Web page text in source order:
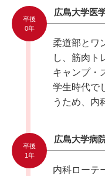
卒後
0年
広島大学医
柔道部とワ
し、筋肉ト
キャンプ・
学生時代で
うため、内
卒後
1年
広島大学病
内科ローテ